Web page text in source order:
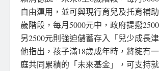
自由運用，並可與現行育兒及托育補
歲階段，每月5000元中，政府提撥
另2500元則強迫儲蓄存入「兒少成長
他指出，孩子滿18歲成年時，將擁有
庭共同累積的「未來基金」，可支持